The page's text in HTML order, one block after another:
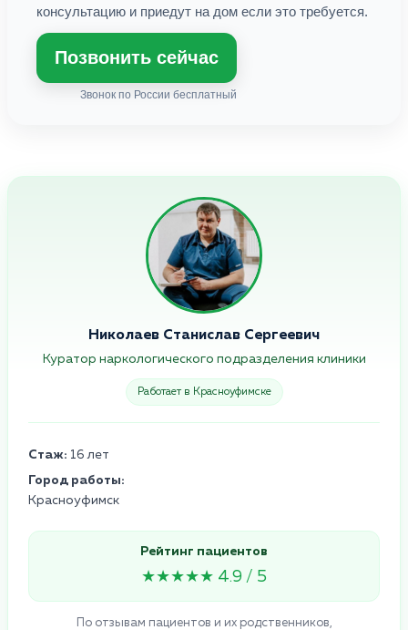
консультацию и приедут на дом если это требуется.
Позвонить сейчас
Звонок по России бесплатный
Николаев Станислав Сергеевич
Куратор наркологического подразделения клиники
Работает в Красноуфимске
Стаж: 16 лет
Город работы:
Красноуфимск
Рейтинг пациентов
★★★★★ 4.9 / 5
По отзывам пациентов и их родственников,